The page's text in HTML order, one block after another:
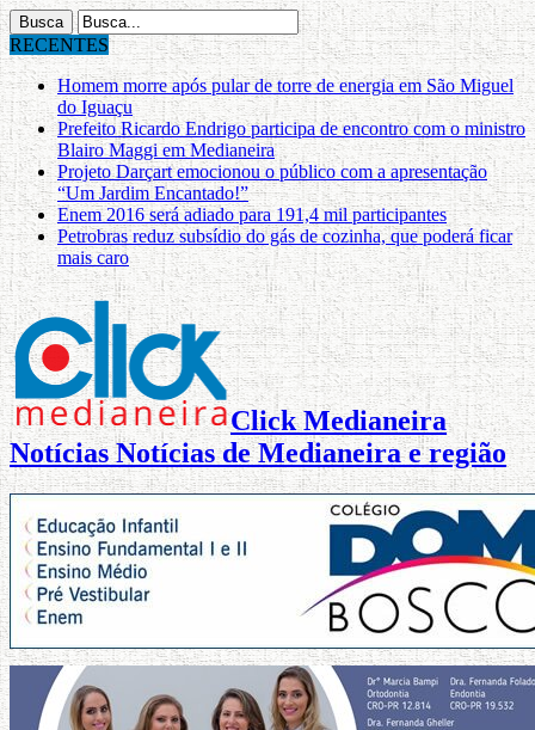
RECENTES
Homem morre após pular de torre de energia em São Miguel
do Iguaçu
Prefeito Ricardo Endrigo participa de encontro com o ministro
Blairo Maggi em Medianeira
Projeto Darçart emocionou o público com a apresentação
“Um Jardim Encantado!”
Enem 2016 será adiado para 191,4 mil participantes
Petrobras reduz subsídio do gás de cozinha, que poderá ficar
mais caro
Click Medianeira
Notícias Notícias de Medianeira e região